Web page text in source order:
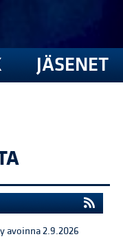
JÄSENET
avoinna 2.9.2026